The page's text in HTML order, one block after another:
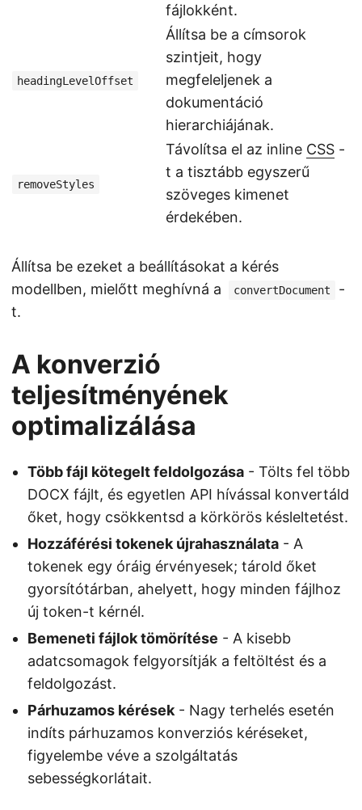
fájlokként.
headingLevelOffset
Állítsa be a címsorok
szintjeit, hogy
megfeleljenek a
dokumentáció
hierarchiájának.
removeStyles
Távolítsa el az inline CSS -
t a tisztább egyszerű
szöveges kimenet
érdekében.
Állítsa be ezeket a beállításokat a kérés
modellben, mielőtt meghívná a
convertDocument
-
t.
A konverzió
teljesítményének
optimalizálása
Több fájl kötegelt feldolgozása - Tölts fel több
DOCX fájlt, és egyetlen API hívással konvertáld
őket, hogy csökkentsd a körkörös késleltetést.
Hozzáférési tokenek újrahasználata - A
tokenek egy óráig érvényesek; tárold őket
gyorsítótárban, ahelyett, hogy minden fájlhoz
új token-t kérnél.
Bemeneti fájlok tömörítése - A kisebb
adatcsomagok felgyorsítják a feltöltést és a
feldolgozást.
Párhuzamos kérések - Nagy terhelés esetén
indíts párhuzamos konverziós kéréseket,
figyelembe véve a szolgáltatás
sebességkorlátait.